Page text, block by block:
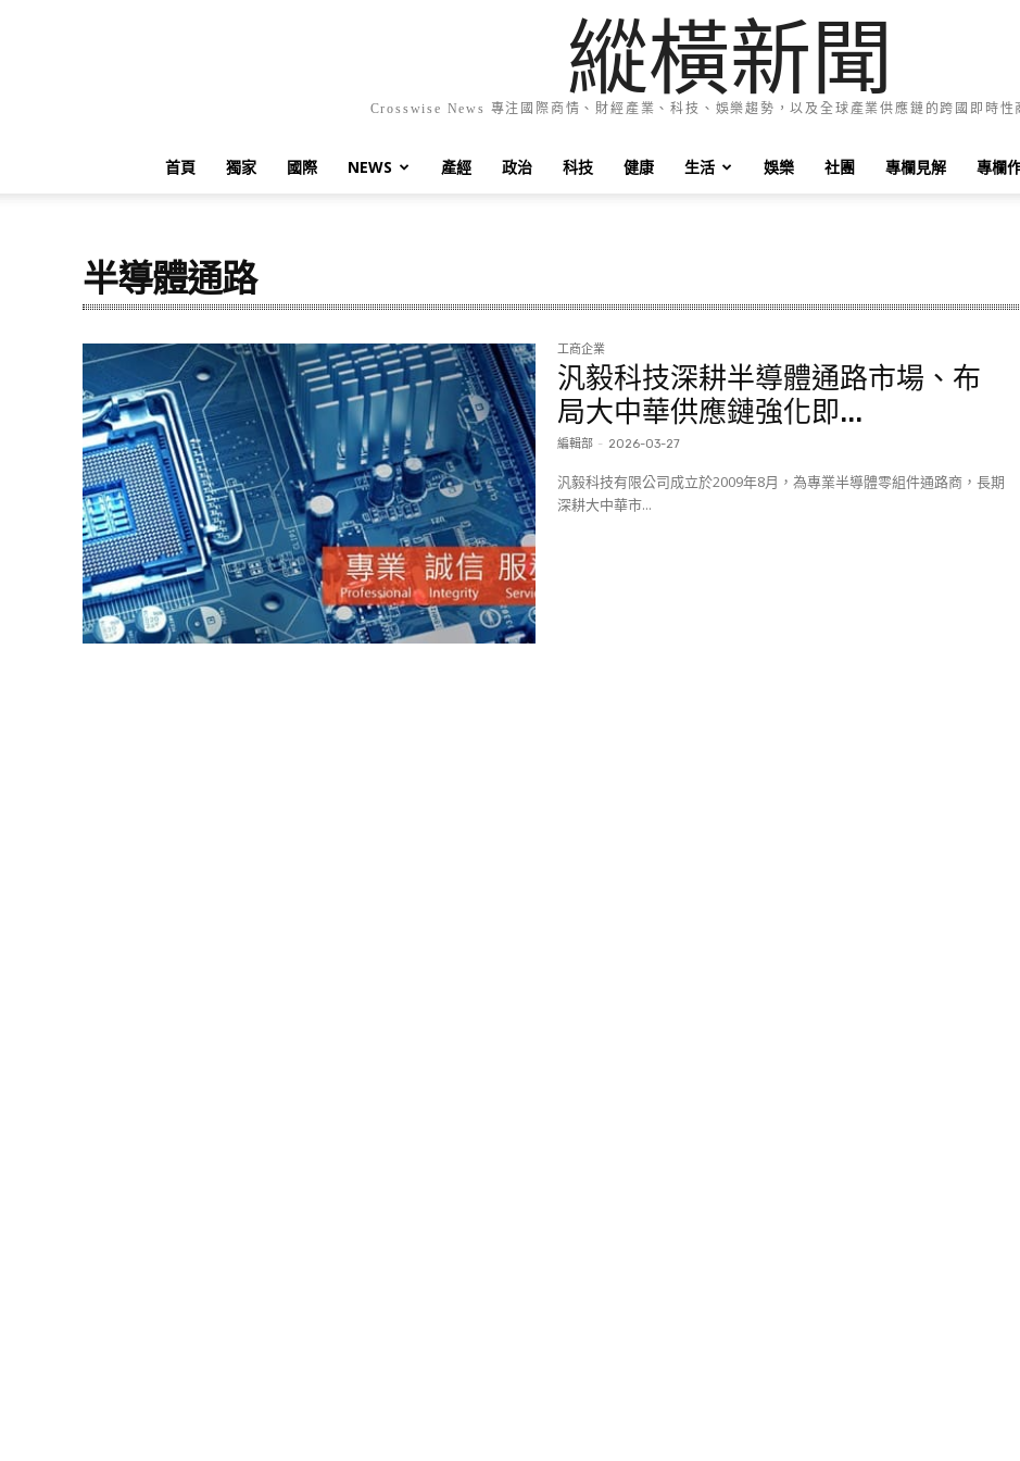
縱橫新聞
Crosswise News 專注國際商情、財經產業、科技、娛樂趨勢，以及全球產業供應鏈的跨國即時性
首頁 獨家 國際 NEWS 產經 政治 科技 健康 生活 娛樂 社團 專欄見解 專欄
半導體通路
工商企業
汎毅科技深耕半導體通路市場、布
局大中華供應鏈強化即...
編輯部 - 2026-03-27
汎毅科技有限公司成立於2009年8月，為專業半導體零組件通路商，長期
深耕大中華市...